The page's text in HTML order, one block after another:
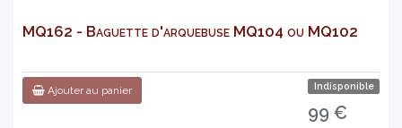
MQ162 - Baguette d'arquebuse MQ104 ou MQ102
Ajouter au panier Indisponible
99 €